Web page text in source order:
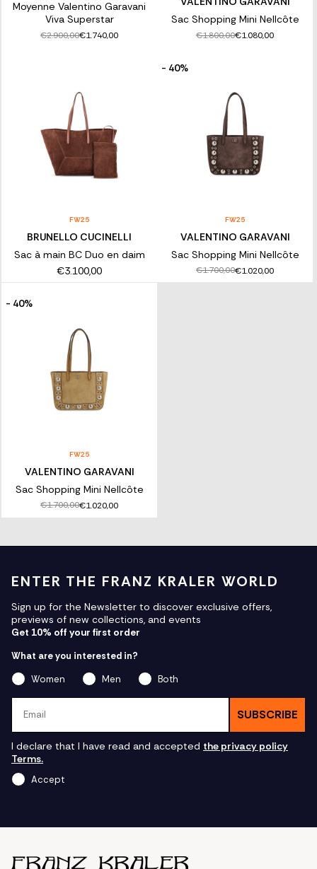
Moyenne Valentino Garavani
Viva Superstar
€2.900,00€1.740,00
Sac Shopping Mini Nellcôte
€1.800,00€1.080,00
FW25
BRUNELLO CUCINELLI
Sac à main BC Duo en daim
€3.100,00
- 40%
FW25
VALENTINO GARAVANI
Sac Shopping Mini Nellcôte
€1.700,00€1.020,00
- 40%
FW25
VALENTINO GARAVANI
Sac Shopping Mini Nellcôte
€1.700,00€1.020,00
ENTER THE FRANZ KRALER WORLD
Sign up for the Newsletter to discover exclusive offers,
previews of new collections, and events
Get 10% off your first order
What are you interested in?
Women
Men
Both
SUBSCRIBE
I declare that I have read and accepted the privacy policy
Terms.
Accept